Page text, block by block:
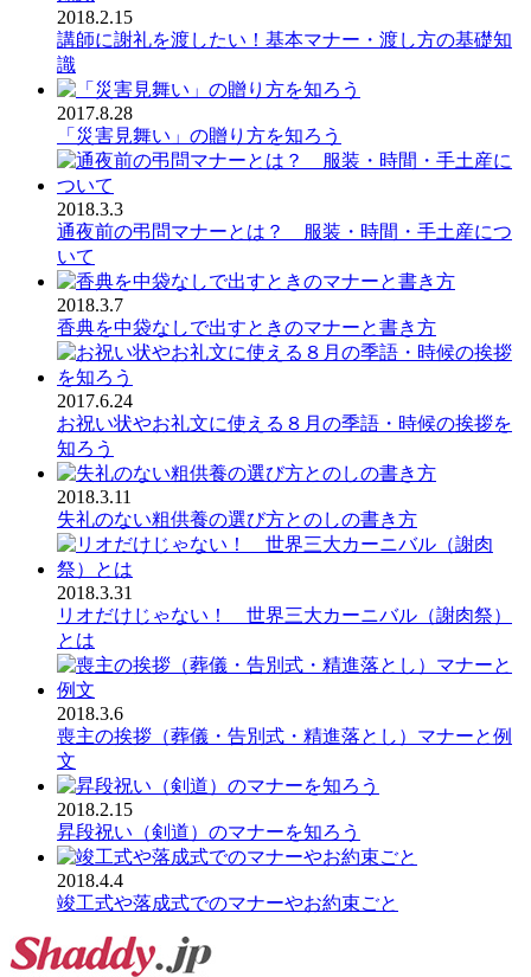
2018.2.15
講師に謝礼を渡したい！基本マナー・渡し方の基礎知
識
2017.8.28
「災害見舞い」の贈り方を知ろう
2018.3.3
通夜前の弔問マナーとは？ 服装・時間・手土産につ
いて
2018.3.7
香典を中袋なしで出すときのマナーと書き方
2017.6.24
お祝い状やお礼文に使える８月の季語・時候の挨拶を
知ろう
2018.3.11
失礼のない粗供養の選び方とのしの書き方
2018.3.31
リオだけじゃない！ 世界三大カーニバル（謝肉祭）
とは
2018.3.6
喪主の挨拶（葬儀・告別式・精進落とし）マナーと例
文
2018.2.15
昇段祝い（剣道）のマナーを知ろう
2018.4.4
竣工式や落成式でのマナーやお約束ごと